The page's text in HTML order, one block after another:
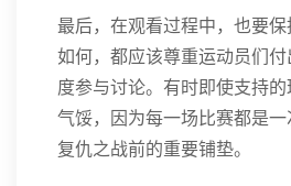
最后，在观看过程中，也要
如何，都应该尊重运动员们
度参与讨论。有时即使支持
气馁，因为每一场比赛都是
复仇之战前的重要铺垫。